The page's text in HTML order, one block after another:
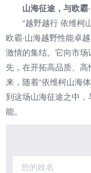
山海征途，与欧霸·
“越野越行 依维柯山
欧霸·山海越野性能卓
激情的集结。它向市
先，在开拓高品质、
来，随着“依维柯山海
到这场山海征途之中
能。